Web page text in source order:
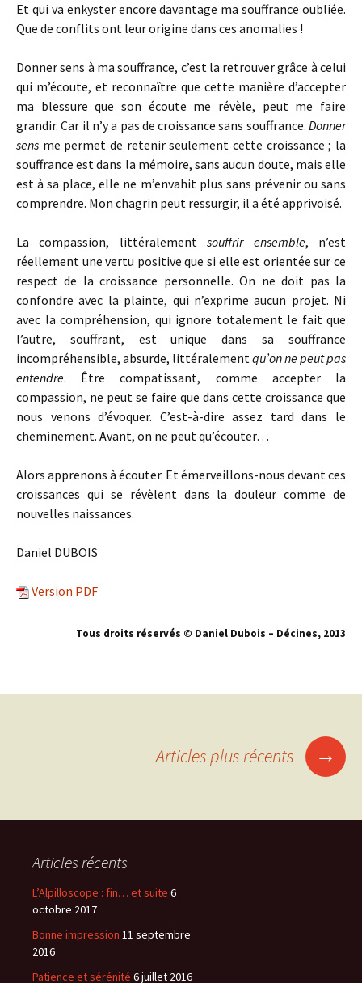
Et qui va enkyster encore davantage ma souffrance oubliée.
Que de conflits ont leur origine dans ces anomalies !
Donner sens à ma souffrance, c’est la retrouver grâce à celui
qui m’écoute, et reconnaître que cette manière d’accepter
ma blessure que son écoute me révèle, peut me faire
grandir. Car il n’y a pas de croissance sans souffrance. Donner
sens me permet de retenir seulement cette croissance ; la
souffrance est dans la mémoire, sans aucun doute, mais elle
est à sa place, elle ne m’envahit plus sans prévenir ou sans
comprendre. Mon chagrin peut ressurgir, il a été apprivoisé.
La compassion, littéralementsouffrir ensemble, n’est
réellement une vertu positive que si elle est orientée sur ce
respect de la croissance personnelle. On ne doit pas la
confondre avec la plainte, qui n’exprime aucun projet. Ni
avec la compréhension, qui ignore totalement le fait que
l’autre, souffrant, est unique dans sa souffrance
incompréhensible, absurde, littéralementqu’on ne peut pas
entendre. Être compatissant, comme accepter la
compassion, ne peut se faire que dans cette croissance que
nous venons d’évoquer. C’est-à-dire assez tard dans le
cheminement. Avant, on ne peut qu’écouter…
Alors apprenons à écouter. Et émerveillons-nous devant ces
croissances qui se révèlent dans la douleur comme de
nouvelles naissances.
Daniel DUBOIS
Version PDF
Tous droits réservés © Daniel Dubois – Décines, 2013
Navigation
des
articles
Articles plus récents →
Articles récents
L’Alpilloscope : fin… et suite 6
octobre 2017
Bonne impression 11 septembre
2016
Patience et sérénité 6 juillet 2016